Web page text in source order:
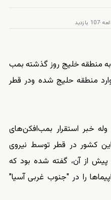
·107 بازدید
به منطقه خلیج روز گذشته بمب
متحده وارد منطقه حلیج شده ودر قطر
وله خبر استقرار بمب‌افکن‌های
این کشور در قطر توسط نیروی
از آن، گفته شده بود که
را در "جنوب غربی آسیا"